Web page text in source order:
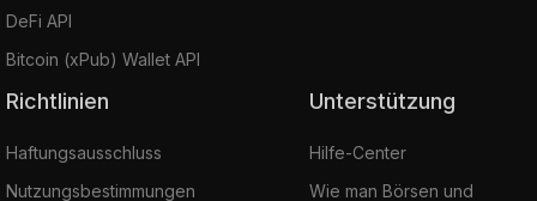
DeFi API
Bitcoin (xPub) Wallet API
Richtlinien
Haftungsausschluss
Nutzungsbestimmungen
Unterstützung
Hilfe-Center
Wie man Börsen und